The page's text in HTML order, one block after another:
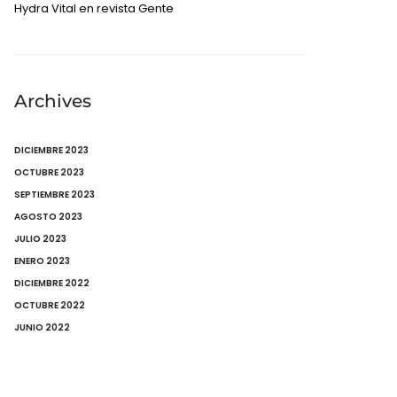
Hydra Vital en revista Gente
Archives
DICIEMBRE 2023
OCTUBRE 2023
SEPTIEMBRE 2023
AGOSTO 2023
JULIO 2023
ENERO 2023
DICIEMBRE 2022
OCTUBRE 2022
JUNIO 2022